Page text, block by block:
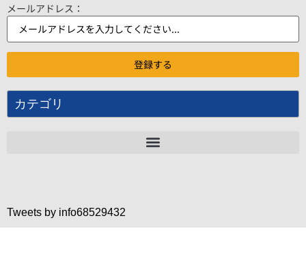
メールアドレス：
カテゴリ
Tweets by info68529432